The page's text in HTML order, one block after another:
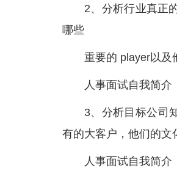
2、分析行业真正
哪些
重要的 player以及
人事面试自我简介
3、分析目标公司
有的大客户，他们的文
人事面试自我简介